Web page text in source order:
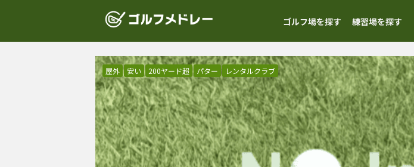
ゴルフ場を探す 練習場を探す
屋外 安い 200ヤード超 パター レンタルクラブ